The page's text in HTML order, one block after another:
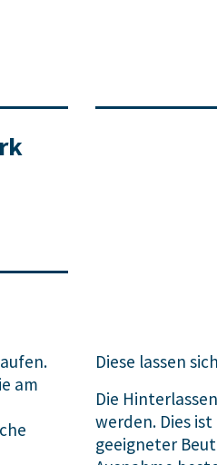
am
Diese lassen
Die
werden. Dies
geeigneter